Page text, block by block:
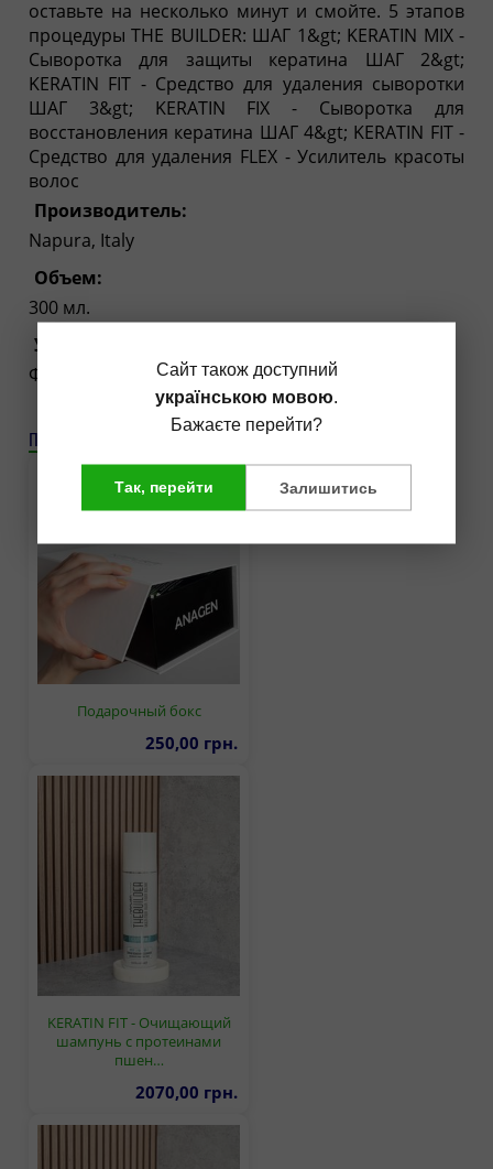
оставьте на несколько минут и смойте. 5 этапов
процедуры THE BUILDER: ШАГ 1&gt; KERATIN MIX -
Сыворотка для защиты кератина ШАГ 2&gt;
KERATIN FIT - Средство для удаления сыворотки
ШАГ 3&gt; KERATIN FIX - Сыворотка для
восстановления кератина ШАГ 4&gt; KERATIN FIT -
Средство для удаления FLEX - Усилитель красоты
волос
Производитель:
Napura, Italy
Объем:
300 мл.
Упаковка:
Флакон
Похожие товары
Подарочный бокс
250,00 грн.
KERATIN FIT - Очищающий
шампунь с протеинами
пшен…
2070,00 грн.
Сайт також доступний
українською мовою.
Бажаєте перейти?
Так, перейти Залишитись